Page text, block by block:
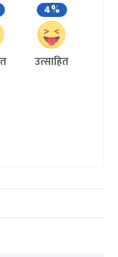
4%
उत्साहित